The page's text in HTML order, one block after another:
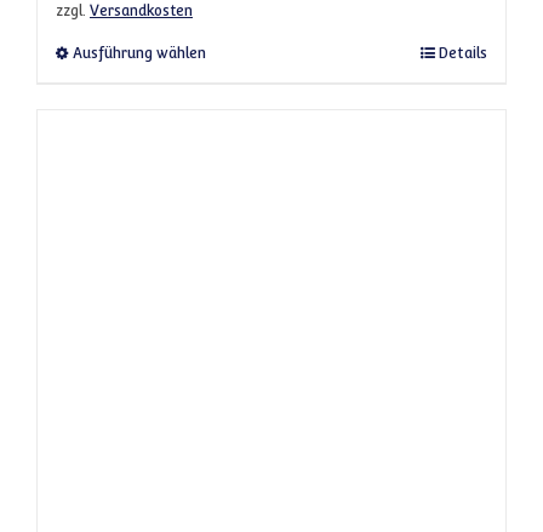
zzgl. Versandkosten
Ausführung wählen Dieses Produkt weist mehrere Varianten
Details